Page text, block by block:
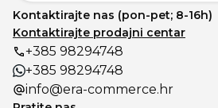
Kontaktirajte nas (pon-pet; 8-16h)
Kontaktirajte prodajni centar
+385 98294748
+385 98294748
info@era-commerce.hr